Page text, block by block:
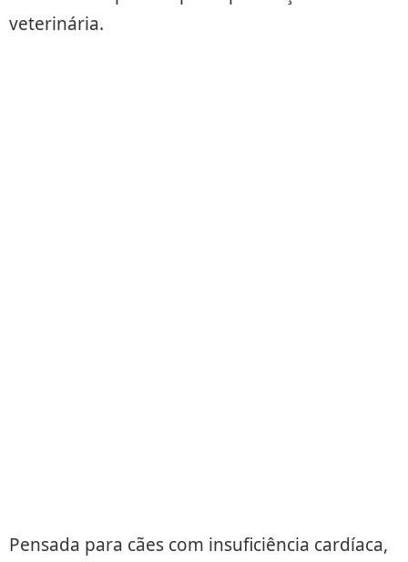
veterinária.
Pensada para cães com insuficiência cardíaca,